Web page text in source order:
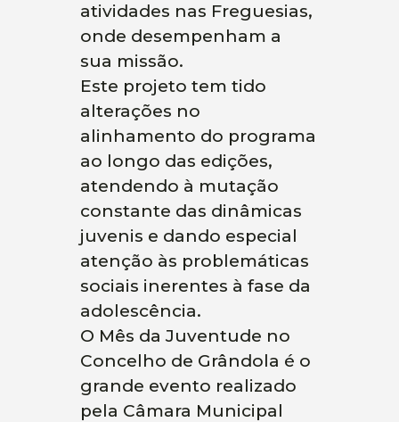
atividades nas Freguesias,
onde desempenham a
sua missão.
Este projeto tem tido
alterações no
alinhamento do programa
ao longo das edições,
atendendo à mutação
constante das dinâmicas
juvenis e dando especial
atenção às problemáticas
sociais inerentes à fase da
adolescência.
O Mês da Juventude no
Concelho de Grândola é o
grande evento realizado
pela Câmara Municipal